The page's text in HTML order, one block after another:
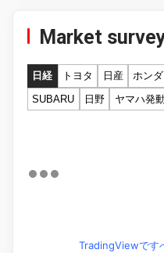
Market
日経 トヨタ 日産 ホンダ
SUBARU
日野 ヤマハ発
TradingViewです